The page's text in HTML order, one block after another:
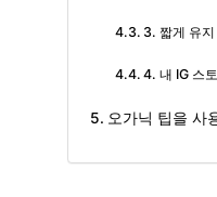
3. 짧게 유지
4. 내 IG 스
오가닉 팁을 사